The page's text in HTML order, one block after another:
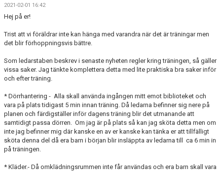
BILDGALLERI
DOKUMENT
BETALNINGSINFORMATION
2021-02-01 16:42
Hej på er!
Trist att vi föräldrar inte kan hänga med varandra när det är träningar men
det blir förhoppningsvis bättre.
Som ledarstaben beskrev i senaste nyheten regler kring träningen, så gäller
vissa saker. Jag tänkte komplettera detta med lite praktiska bra saker inför
och efter träning.
* Dörrhantering - Alla skall använda ingången mitt emot biblioteket och
vara på plats tidigast 5 min innan träning. Då ledarna befinner sig nere på
planen och färdigställer inför dagens träning blir det utmanande att
samtidigt passa dörren. Om jag är på plats så kan jag sköta detta men om
inte jag befinner mig där kanske en av er kanske kan tänka er att tillfälligt
sköta denna del då era barn i början blir insläppta av ledarna till ca 6 min in
på träningen.
* Kläder.- Då omklädningsrummen inte får användas och era barn skall vara